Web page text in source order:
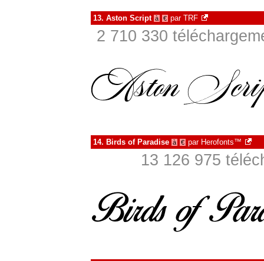
13. Aston Script à € par TRF
2 710 330
14. Birds of Paradise à € par Herofonts™
13 126 975